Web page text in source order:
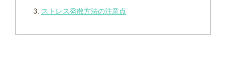
ストレス発散方法の注意点